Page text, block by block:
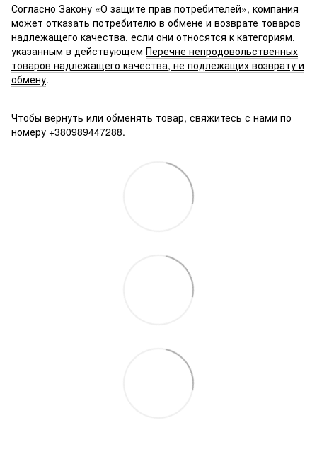
Согласно Закону «О защите прав потребителей», компания
может отказать потребителю в обмене и возврате товаров
надлежащего качества, если они относятся к категориям,
указанным в действующем Перечне непродовольственных
товаров надлежащего качества, не подлежащих возврату и
обмену.
Чтобы вернуть или обменять товар, свяжитесь с нами по
номеру +380989447288.